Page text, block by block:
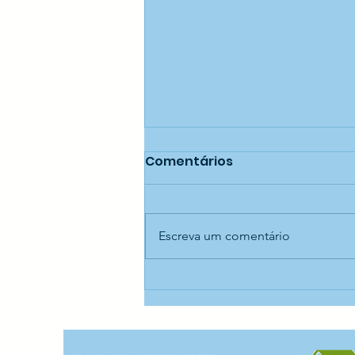
Jogo da Velha interativo
— CCA São Lucas
Rogacionista
Comentários
Escreva um comentário